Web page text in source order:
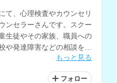
て、心理検査やカウンセリ
ンセラーさんです。スクー
生徒やその家族、職員への
や発達障害などの相談を得
もっと見る
フォロー